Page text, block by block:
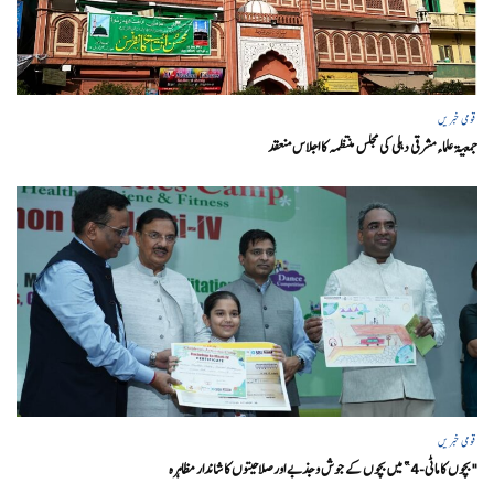
قومی خبریں
جمعیۃ علماء مشرقی دہلی کی مجلس منتظمہ کا اجلاس منعقد
قومی خبریں
"بچوں کا ماٹی-4” میں بچوں کے جوش و جذبے اور صلاحیتوں کا شاندار مظاہرہ